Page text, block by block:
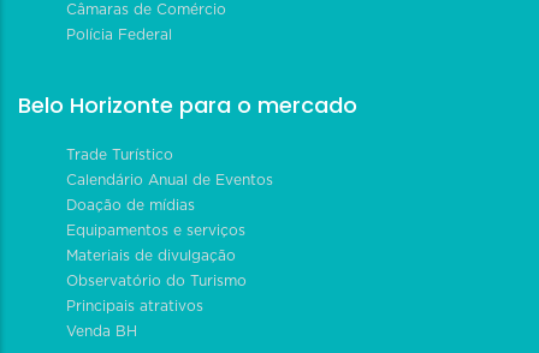
Câmaras de Comércio
Polícia Federal
Belo Horizonte para o mercado
Trade Turístico
Calendário Anual de Eventos
Doação de mídias
Equipamentos e serviços
Materiais de divulgação
Observatório do Turismo
Principais atrativos
Venda BH